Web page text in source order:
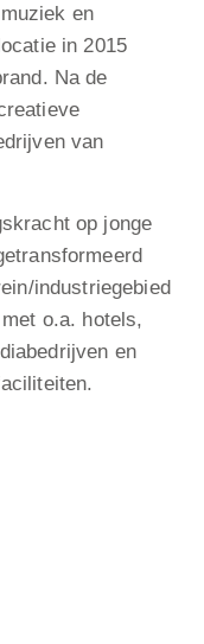
en
in 2015
Na de
van
op jonge
industriegebied
o.a. hotels,
en